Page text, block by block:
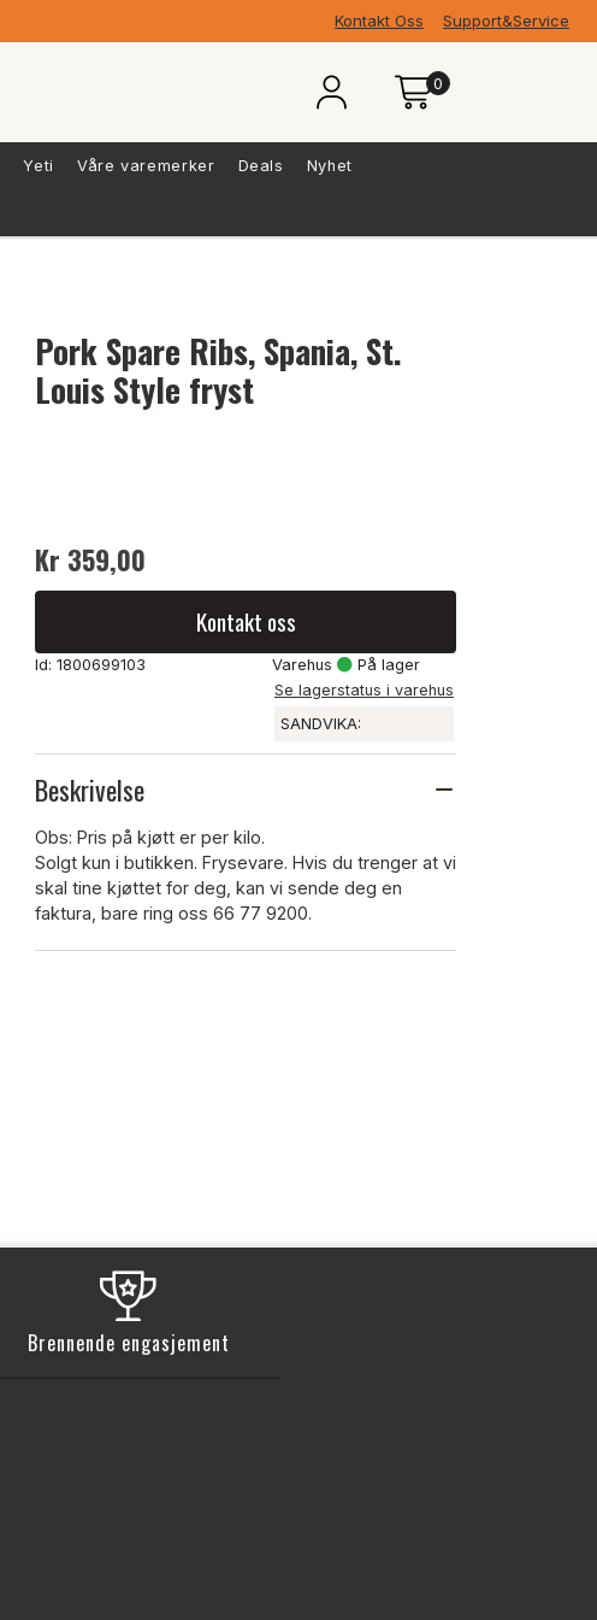
Kontakt Oss Support&Service
0
Yeti Våre varemerker Deals Nyhet
Pork Spare Ribs, Spania, St.
Louis Style fryst
Kr 359,00
Kontakt oss
Id: 1800699103 Varehus
På lager
Se lagerstatus i varehus
SANDVIKA:
Beskrivelse
Obs: Pris på kjøtt er per kilo.
Solgt kun i butikken. Frysevare. Hvis du trenger at vi
skal tine kjøttet for deg, kan vi sende deg en
faktura, bare ring oss 66 77 9200.
Brennende engasjement